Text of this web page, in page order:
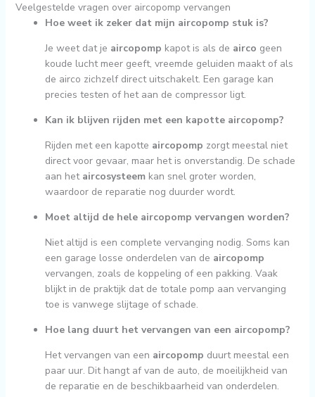
Veelgestelde vragen over aircopomp vervangen
Hoe weet ik zeker dat mijn aircopomp stuk is?
Je weet dat je aircopomp kapot is als de airco geen
koude lucht meer geeft, vreemde geluiden maakt of als
de airco zichzelf direct uitschakelt. Een garage kan
precies testen of het aan de compressor ligt.
Kan ik blijven rijden met een kapotte aircopomp?
Rijden met een kapotte aircopomp zorgt meestal niet
direct voor gevaar, maar het is onverstandig. De schade
aan het aircosysteemkan snel groter worden,
waardoor de reparatie nog duurder wordt.
Moet altijd de hele aircopomp vervangen worden?
Niet altijd is een complete vervanging nodig. Soms kan
een garage losse onderdelen van de aircopomp
vervangen, zoals de koppeling of een pakking. Vaak
blijkt in de praktijk dat de totale pomp aan vervanging
toe is vanwege slijtage of schade.
Hoe lang duurt het vervangen van een aircopomp?
Het vervangen van een aircopomp duurt meestal een
paar uur. Dit hangt af van de auto, de moeilijkheid van
de reparatie en de beschikbaarheid van onderdelen.